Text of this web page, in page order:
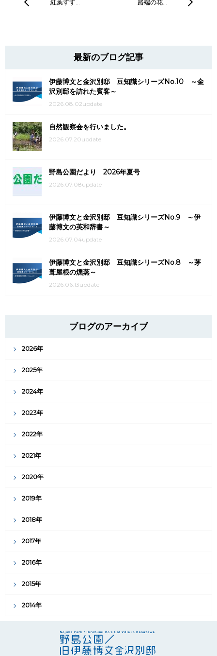
紅葉すす… 路端の花…
最新のブログ記事
伊藤博文と金沢別邸 豆知識シリーズNo.10 ～金
沢別邸を訪れた賓客～
2026.08.02update
自然観察会を行いました。
2026.07.20update
野島公園だより 2026年夏号
2026.07.08update
伊藤博文と金沢別邸 豆知識シリーズNo.9 ～伊
藤博文の英和辞書～
2026.07.04update
伊藤博文と金沢別邸 豆知識シリーズNo.8 ～茅
葺屋根の燻蒸～
2026.06.13update
ブログのアーカイブ
2026年
2025年
2024年
2023年
2022年
2021年
2020年
2019年
2018年
2017年
2016年
2015年
2014年